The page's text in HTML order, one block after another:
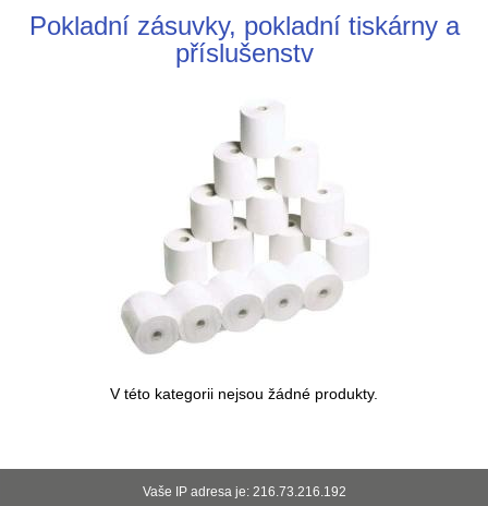
Pokladní zásuvky, pokladní tiskárny a
příslušenstv
V této kategorii nejsou žádné produkty.
Vaše IP adresa je: 216.73.216.192